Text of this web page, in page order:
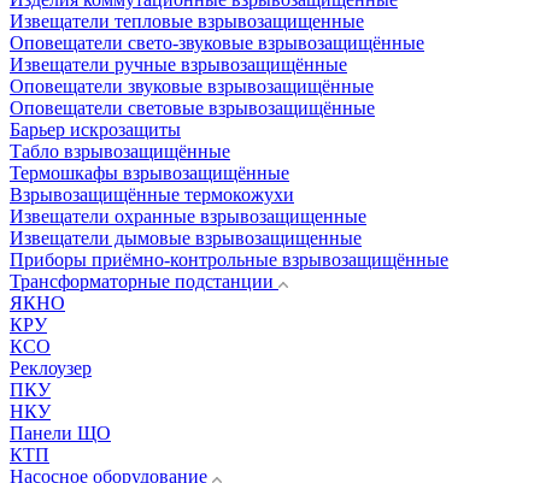
Извещатели тепловые взрывозащищенные
Оповещатели свето-звуковые взрывозащищённые
Извещатели ручные взрывозащищённые
Оповещатели звуковые взрывозащищённые
Оповещатели световые взрывозащищённые
Барьер искрозащиты
Табло взрывозащищённые
Термошкафы взрывозащищённые
Взрывозащищённые термокожухи
Извещатели охранные взрывозащищенные
Извещатели дымовые взрывозащищенные
Приборы приёмно-контрольные взрывозащищённые
Трансформаторные подстанции
ЯКНО
КРУ
КСО
Реклоузер
ПКУ
НКУ
Панели ЩО
КТП
Насосное оборудование